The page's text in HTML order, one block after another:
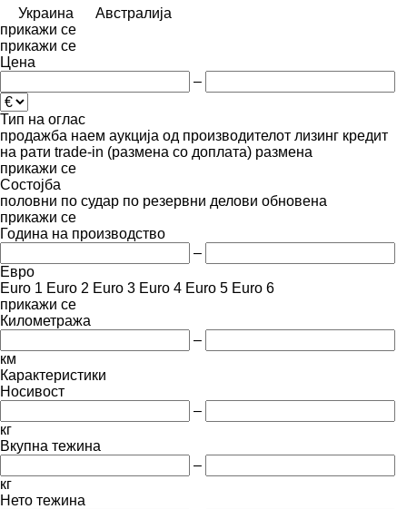
Украина
Австралија
прикажи се
прикажи се
Цена
–
Тип на оглас
продажба наем аукција од производителот лизинг кредит
на рати trade-in (размена со доплата) размена
прикажи се
Состојба
половни по судар по резервни делови обновена
прикажи се
Година на производство
–
Евро
Euro 1 Euro 2 Euro 3 Euro 4 Euro 5 Euro 6
прикажи се
Километража
–
км
Карактеристики
Носивост
–
кг
Вкупна тежина
–
кг
Нето тежина